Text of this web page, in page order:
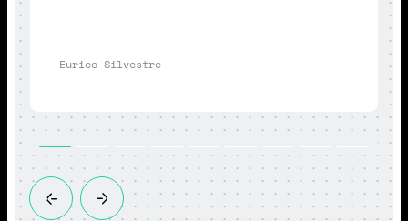
Eurico Silvestre